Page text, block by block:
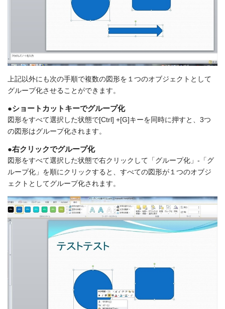
上記以外にも次の手順で複数の図形を１つのオブジェクトとして
グループ化させることができます。
●ショートカットキーでグループ化
図形をすべて選択した状態で[Ctrl] +[G]キーを同時に押すと、3つ
の図形はグループ化されます。
●右クリックでグループ化
図形をすべて選択した状態で右クリックして「グループ化」-「グ
ループ化」を順にクリックすると、すべての図形が１つのオブジ
ェクトとしてグループ化されます。